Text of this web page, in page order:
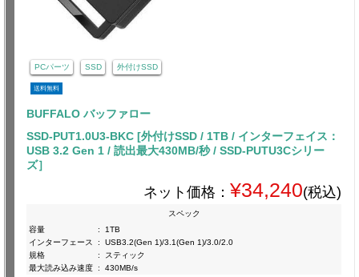
PCパーツ SSD 外付けSSD
送料無料
BUFFALO バッファロー
SSD-PUT1.0U3-BKC [外付けSSD / 1TB / インターフェイス：
USB 3.2 Gen 1 / 読出最大430MB/秒 / SSD-PUTU3Cシリー
ズ］
ネット価格： ¥34,240(税込)
スペック
容量
:
1TB
インターフェース
:
USB3.2(Gen 1)/3.1(Gen 1)/3.0/2.0
規格
:
スティック
最大読み込み速度 : 430MB/s